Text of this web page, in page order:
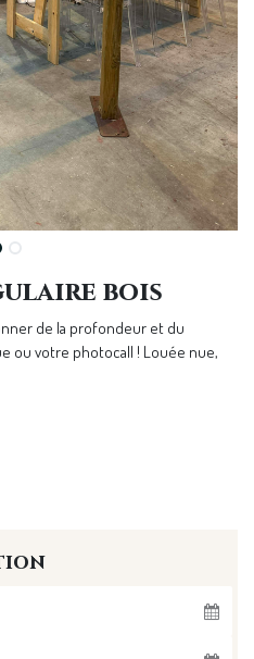
bois
de la profondeur et du
ou votre photocall ! Louée nue,